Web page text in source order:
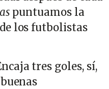
puntuamos la
los futbolistas
tres goles, sí,